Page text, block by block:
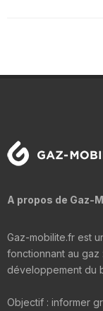
A propos de Gaz-
Gaz-mobilite.fr est
fonctionnant au gaz
développement du
Objectif : informer